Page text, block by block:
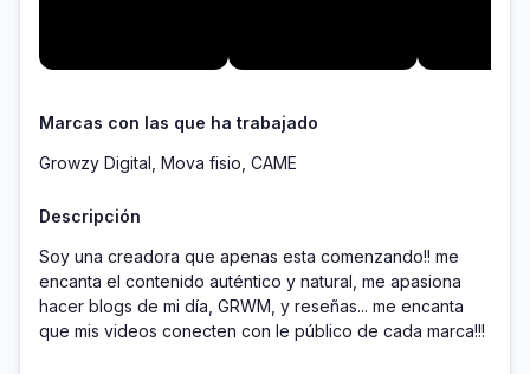
Marcas con las que ha trabajado
Growzy Digital, Mova fisio, CAME
Descripción
Soy una creadora que apenas esta comenzando!! me
encanta el contenido auténtico y natural, me apasiona
hacer blogs de mi día, GRWM, y reseñas... me encanta
que mis videos conecten con le público de cada marca!!!